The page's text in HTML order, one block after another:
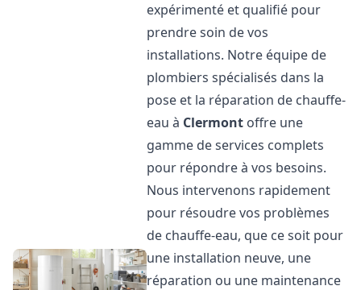
expérimenté et qualifié pour
prendre soin de vos
installations. Notre équipe de
plombiers spécialisés dans la
pose et la réparation de chauffe-
eau à Clermont offre une
gamme de services complets
pour répondre à vos besoins.
Nous intervenons rapidement
pour résoudre vos problèmes
de chauffe-eau, que ce soit pour
une installation neuve, une
réparation ou une maintenance